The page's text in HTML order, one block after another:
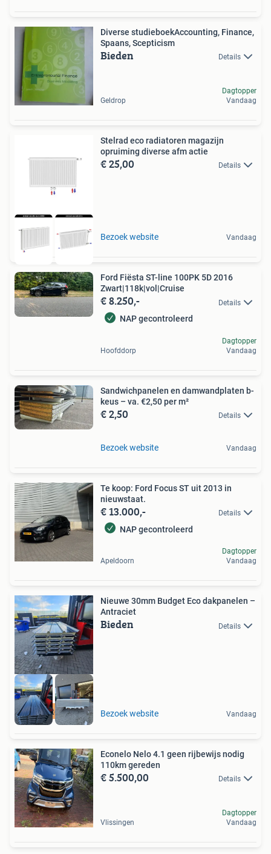
Diverse studieboekAccounting, Finance,
Spaans, Scepticism
Bieden Details
Geldrop
Dagtopper
Vandaag
Stelrad eco radiatoren magazijn
opruiming diverse afm actie
€ 25,00 Details
Bezoek website Vandaag
Ford Fiësta ST-line 100PK 5D 2016
Zwart|118k|vol|Cruise
€ 8.250,- Details
NAP gecontroleerd
Hoofddorp
Dagtopper
Vandaag
Sandwichpanelen en damwandplaten b-
keus – va. €2,50 per m²
€ 2,50 Details
Bezoek website Vandaag
Te koop: Ford Focus ST uit 2013 in
nieuwstaat.
€ 13.000,- Details
NAP gecontroleerd
Apeldoorn
Dagtopper
Vandaag
Scherpste prijzen
Nieuwe 30mm Budget Eco dakpanelen –
Antraciet
Bieden Details
Bezoek website Vandaag
Econelo Nelo 4.1 geen rijbewijs nodig
110km gereden
€ 5.500,00 Details
Vlissingen
Dagtopper
Vandaag